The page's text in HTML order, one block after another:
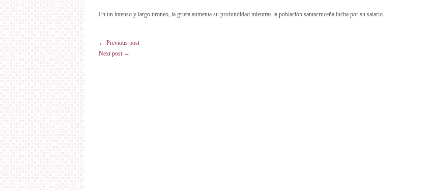
En un intenso y largo tironeo, la grieta aumenta su profundidad mientras la población santacruceña lucha por su salario.
← Previous post
Next post →